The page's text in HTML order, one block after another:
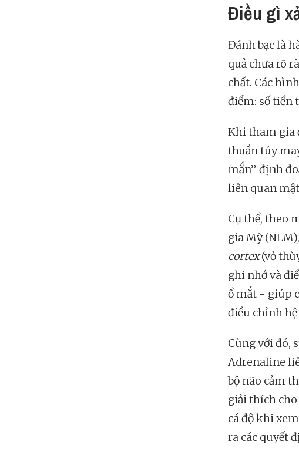
Điều gì
Đánh bạc là
quả chưa rõ
chất. Các
điểm: số tiền
Khi tham gia
thuần túy
mắn” định
liên quan
Cụ thể, theo
gia Mỹ
cortex(vỏ
ghi nhớ và
ổ mắt - giúp
điều chỉnh
Cùng với đó,
Adrenaline
bộ não cảm
giải thích
cá độ khi
ra các quyết